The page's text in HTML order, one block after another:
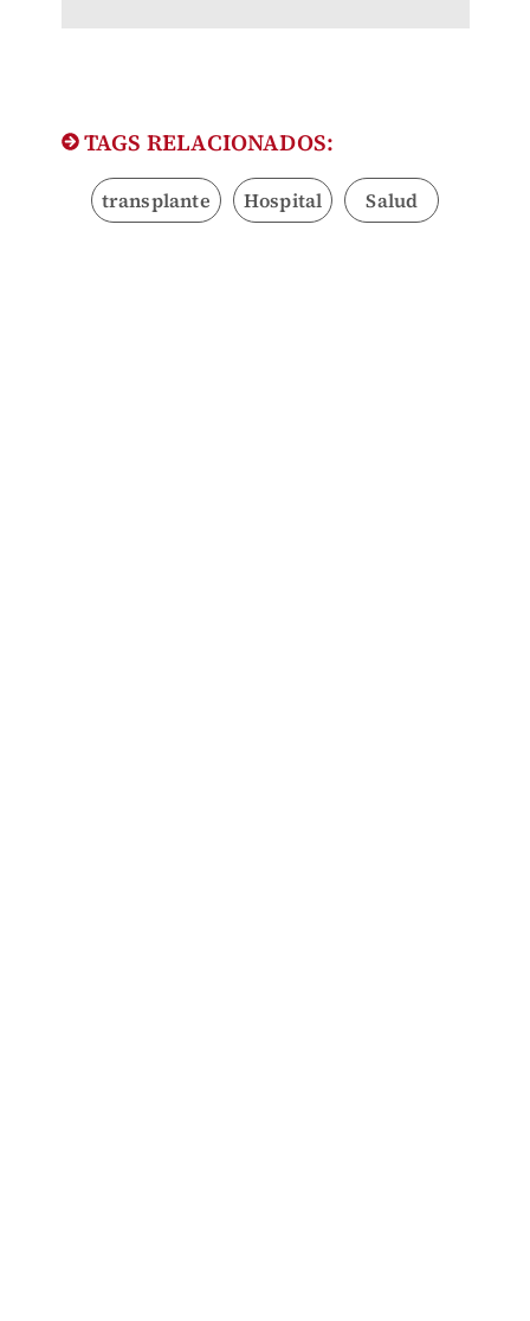
TAGS RELACIONADOS:
transplante Hospital Salud